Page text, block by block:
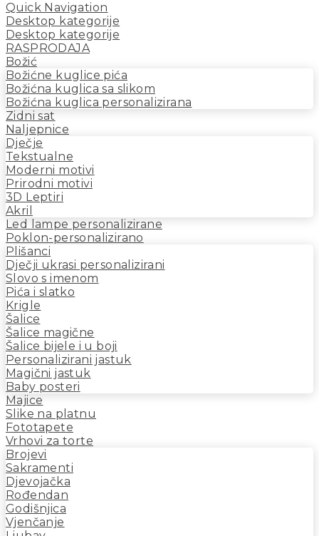
Quick Navigation
Desktop kategorije
Desktop kategorije
RASPRODAJA
Božić
Božićne kuglice pića
Božićna kuglica sa slikom
Božićna kuglica personalizirana
Zidni sat
Naljepnice
Dječje
Tekstualne
Moderni motivi
Prirodni motivi
3D Leptiri
Akril
Led lampe personalizirane
Poklon-personalizirano
Plišanci
Dječji ukrasi personalizirani
Slovo s imenom
Pića i slatko
Krigle
Šalice
Šalice magične
Šalice bijele i u boji
Personalizirani jastuk
Magični jastuk
Baby posteri
Majice
Slike na platnu
Fototapete
Vrhovi za torte
Brojevi
Sakramenti
Djevojačka
Rođendan
Godišnjica
Vjenčanje